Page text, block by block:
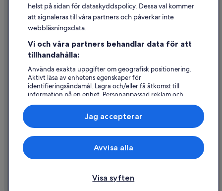
Hjälp
Avboka eller ändra din bokning
Återbetalningsprocess och tidslinjer
Boka ett flyg med flygbolagskredit
Internationella resedokument
© 2026 Expedia, Inc., ett företag i Expedia Group. Med ensamrätt.
Expedia och Expedias logotyp är varumärken eller registrerade
helst på sidan för dataskyddspolicy. Dessa val kommer
att signaleras till våra partners och påverkar inte
webbläsningsdata.
Vi och våra partners behandlar data för att
tillhandahålla:
Använda exakta uppgifter om geografisk positionering.
Aktivt läsa av enhetens egenskaper för
identifieringsändamål. Lagra och/eller få åtkomst till
information på en enhet. Personanpassad reklam och
innehåll, reklam- och innehållsmätning, forskning
Lista över partner (leverantörer)
Visa syften
Avvisa alla
Jag accepterar